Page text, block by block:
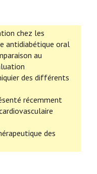
chez les
antidiabétique oral
au
des différents
récemment
des